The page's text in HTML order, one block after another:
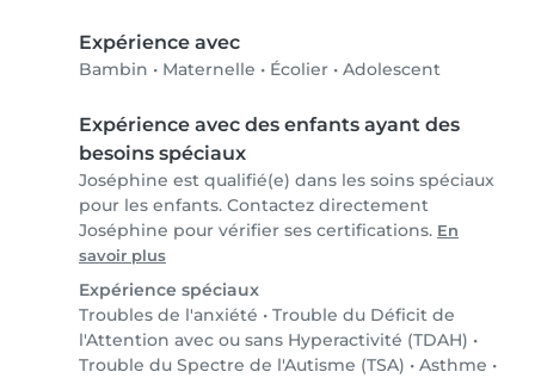
Expérience avec
Bambin • Maternelle • Écolier • Adolescent
Expérience avec des enfants ayant des
besoins spéciaux
Joséphine est qualifié(e) dans les soins spéciaux
pour les enfants. Contactez directement
Joséphine pour vérifier ses certifications. En
savoir plus
Expérience spéciaux
Troubles de l'anxiété • Trouble du Déficit de
l'Attention avec ou sans Hyperactivité (TDAH) •
Trouble du Spectre de l'Autisme (TSA) • Asthme •